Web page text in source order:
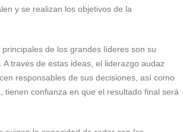
y se realizan los objetivos de la
de los grandes líderes son su
través de estas ideas, el liderazgo audaz
responsables de sus decisiones, así como
confianza en que el resultado final será